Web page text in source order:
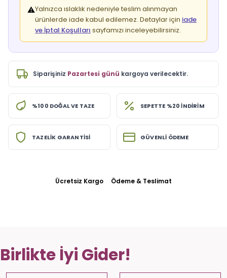
⚠️Yalnızca ıslaklık nedeniyle teslim alınmayan
ürünlerde iade kabul edilemez. Detaylar için iade
ve İptal Koşulları sayfamızı inceleyebilirsiniz.
Siparişiniz Pazartesi günü kargoya verilecektir.
%100 DOĞAL VE TAZE SEPETTE %20 İNDİRİM
TAZELİK GARANTİSİ GÜVENLİ ÖDEME
Ücretsiz Kargo Ödeme & Teslimat
Birlikte İyi Gider!